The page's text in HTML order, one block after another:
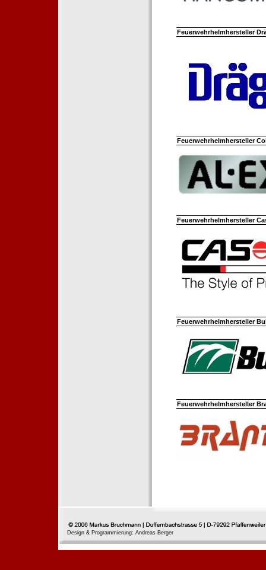
Feuerwehrhelmhersteller
Feuerwehrhelmhersteller
Feuerwehrhelmhersteller
Feuerwehrhelmhersteller
Feuerwehrhelmhersteller
Design & Programmierung: Andreas Berger